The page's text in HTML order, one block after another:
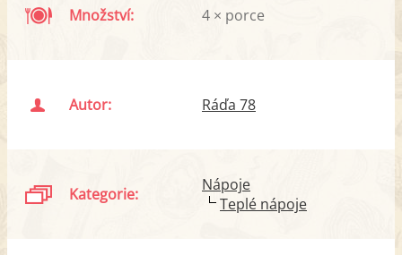
Množství: 4 × porce
Autor: Ráďa 78
Kategorie:
Nápoje
Teplé nápoje